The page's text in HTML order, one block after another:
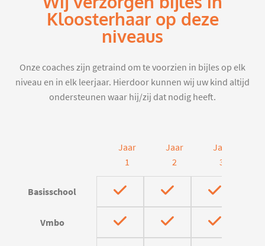
Kloosterhaar op deze
niveaus
Onze coaches zijn getraind om te voorzien in bijles op elk
niveau en in elk leerjaar. Hierdoor kunnen wij uw kind altijd
ondersteunen waar hij/zij dat nodig heeft.
Jaar
1
Jaar
2
Jaar
3
Basisschool
Vmbo